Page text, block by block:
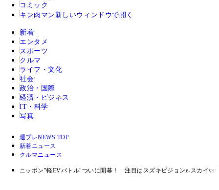
コミック
キン肉マン 新しいウィンドウで開く
新着
エンタメ
スポーツ
クルマ
ライフ・文化
社会
政治・国際
経済・ビジネス
IT・科学
写真
週プレNEWS TOP
新着ニュース
クルマニュース
ニッポン"軽EVバトル"ついに開幕！ 注目はスズキビジョンe‐スカイvs